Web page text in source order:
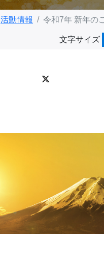
活動情報 令和7年 新年の
文字サイズ